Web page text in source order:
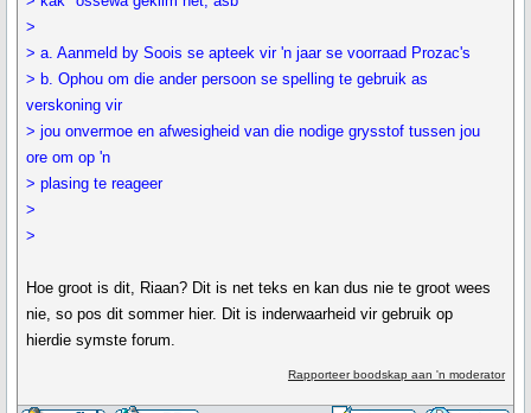
>
> a. Aanmeld by Soois se apteek vir 'n jaar se voorraad Prozac's
> b. Ophou om die ander persoon se spelling te gebruik as
verskoning vir
> jou onvermoe en afwesigheid van die nodige grysstof tussen jou
ore om op 'n
> plasing te reageer
>
>
Hoe groot is dit, Riaan? Dit is net teks en kan dus nie te groot wees
nie, so pos dit sommer hier. Dit is inderwaarheid vir gebruik op
hierdie symste forum.
Rapporteer boodskap aan 'n moderator